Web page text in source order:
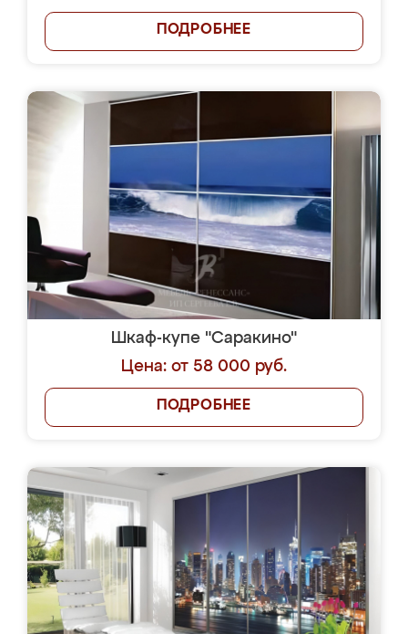
ПОДРОБНЕЕ
Шкаф-купе "Саракино"
Цена: от 58 000 руб.
ПОДРОБНЕЕ